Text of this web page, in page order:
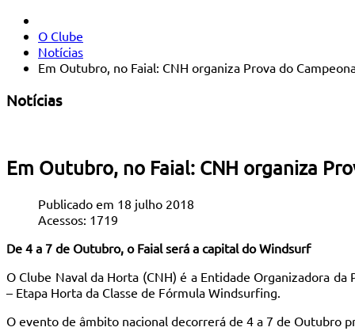
O Clube
Notícias
Em Outubro, no Faial: CNH organiza Prova do
Notícias
Em Outubro, no Faial: CNH organiza
Publicado em 18 julho 2018
Acessos: 1719
De 4 a 7 de Outubro, o Faial será a capital do Windsurf
O Clube Naval da Horta (CNH) é a Entidade Organizadora
– Etapa Horta da Classe de Fórmula Windsurfing.
O evento de âmbito nacional decorrerá de 4 a 7 de Outubro